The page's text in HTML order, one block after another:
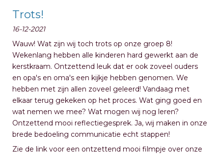
Trots!
16-12-2021
Wauw! Wat zijn wij toch trots op onze groep 8!
Wekenlang hebben alle kinderen hard gewerkt aan de
kerstkraam. Ontzettend leuk dat er ook zoveel ouders
en opa's en oma's een kijkje hebben genomen. We
hebben met zijn allen zoveel geleerd! Vandaag met
elkaar terug gekeken op het proces. Wat ging goed en
wat nemen we mee? Wat mogen wij nog leren?
Ontzettend mooi reflectiegesprek. Ja, wij maken in onze
brede bedoeling communicatie echt stappen!
Zie de link voor een ontzettend mooi filmpje over onze